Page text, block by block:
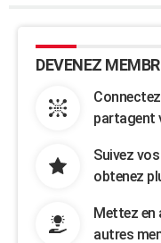
DEVENEZ
partagent
Suivez
obtenez
Mettez en
autres